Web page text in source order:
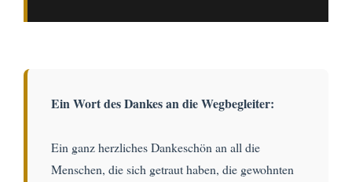
Ein Wort des Dankes an die Wegbegleiter:
Ein ganz herzliches Dankeschön an all die
Menschen, die sich getraut haben, die gewohnten